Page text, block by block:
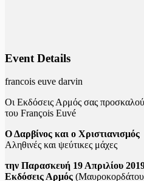
Event Details
francois euve darvin
Οι Εκδόσεις Αρμός σας
του François Euvé
Ο Δαρβίνος και ο Χριστιανισμός
Αληθινές και ψεύτικες μάχες
την Παρασκευή 19 Απριλίου
Εκδόσεις Αρμός